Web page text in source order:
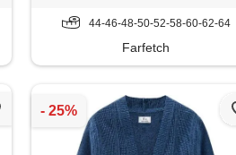
44-46-48-50-52-58-60-62-64
Farfetch